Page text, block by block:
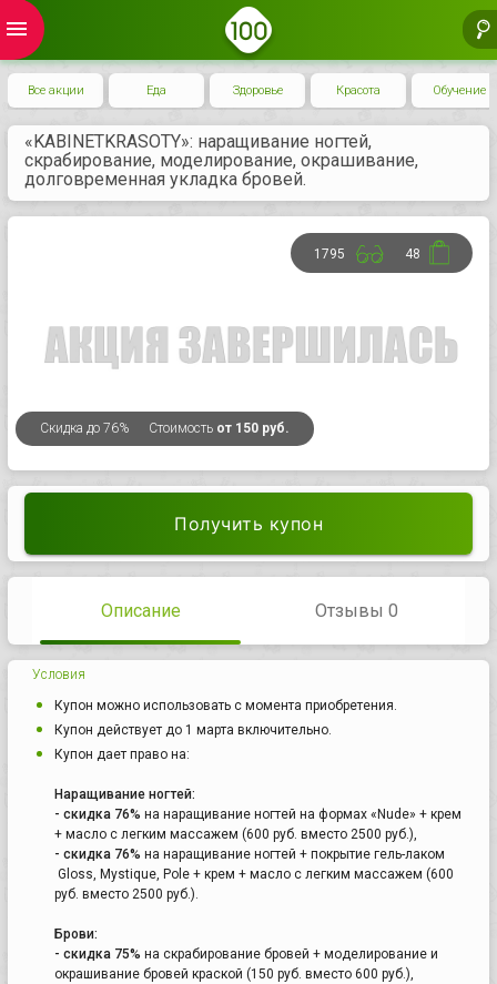
menu
Все акции Еда Здоровье Красота Обучение
«KABINETKRASOTY»: наращивание ногтей,
скрабирование, моделирование, окрашивание,
долговременная укладка бровей.
Скидка до 76% Стоимость от 150 руб.
1795 48
Получить купон
Описание Отзывы 0
Условия
Купон можно использовать с момента приобретения.
Купон действует до 1 марта включительно.
Купон дает право на:
Наращивание ногтей:
- скидка 76% на наращивание ногтей на формах «Nude» + крем
+ масло с легким массажем (600 руб. вместо 2500 руб.),
- скидка 76% на наращивание ногтей + покрытие гель-лаком
Gloss, Mystique, Pole + крем + масло с легким массажем (600
руб. вместо 2500 руб.).
Брови:
- скидка 75% на скрабирование бровей + моделирование и
окрашивание бровей краской (150 руб. вместо 600 руб.),